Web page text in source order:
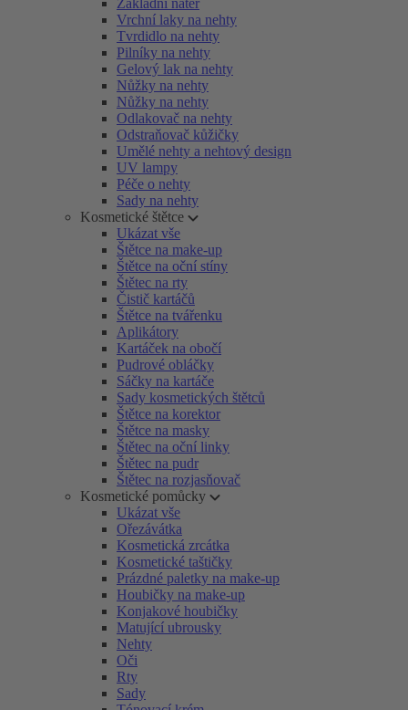
Základní nátěr
Vrchní laky na nehty
Tvrdidlo na nehty
Pilníky na nehty
Gelový lak na nehty
Nůžky na nehty
Nůžky na nehty
Odlakovač na nehty
Odstraňovač kůžičky
Umělé nehty a nehtový design
UV lampy
Péče o nehty
Sady na nehty
Kosmetické štětce
Ukázat vše
Štětce na make-up
Štětce na oční stíny
Štětec na rty
Čistič kartáčů
Štětce na tvářenku
Aplikátory
Kartáček na obočí
Pudrové obláčky
Sáčky na kartáče
Sady kosmetických štětců
Štětce na korektor
Štětce na masky
Štětec na oční linky
Štětec na pudr
Štětec na rozjasňovač
Kosmetické pomůcky
Ukázat vše
Ořezávátka
Kosmetická zrcátka
Kosmetické taštičky
Prázdné paletky na make-up
Houbičky na make-up
Konjakové houbičky
Matující ubrousky
Nehty
Oči
Rty
Sady